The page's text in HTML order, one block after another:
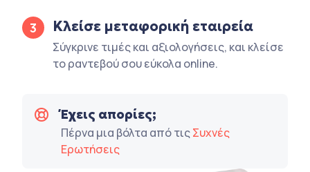
3 Κλείσε μεταφορική εταιρεία
Σύγκρινε τιμές και αξιολογήσεις, και κλείσε
το ραντεβού σου εύκολα online.
Έχεις απορίες;
Πέρνα μια βόλτα από τιςΣυχνές
Ερωτήσεις